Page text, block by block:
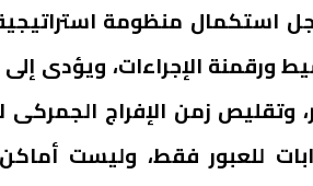
استكمال منظومة
ورقمنة الإجراءات، ويؤدى
وتقليص زمن الإفراج
للعبور فقط، وليست
«وزارة الآثار»: العُثور على 10 توابيت
خشبية بفناء مقبرة "باكي"